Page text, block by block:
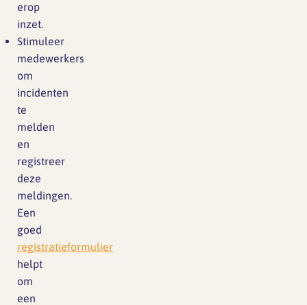
erop
inzet.
Stimuleer
medewerkers
om
incidenten
te
melden
en
registreer
deze
meldingen.
Een
goed
registratieformulier
helpt
om
een